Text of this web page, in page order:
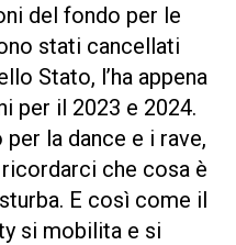
del fondo per le
stati cancellati
Stato, l’ha appena
per il 2023 e 2024.
la dance e i rave,
che cosa è
E così come il
si mobilita e si